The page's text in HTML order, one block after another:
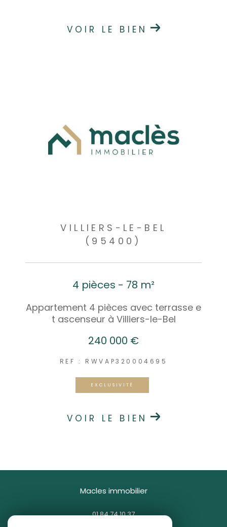
VOIR LE BIEN
VILLIERS-LE-BEL
(95400)
4 pièces - 78 m²
Appartement 4 pièces avec terrasse e
t ascenseur à Villiers-le-Bel
240 000 €
REF : RWVAP320004695
EXCLUSIVITÉ
VOIR LE BIEN
macles immobilier
01 84 74 10 37